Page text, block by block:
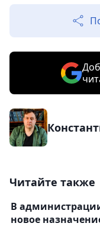
Читайте также
В
новое